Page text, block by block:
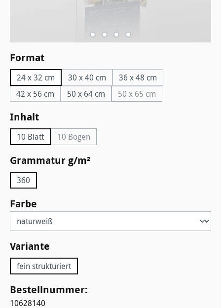
Formatauswählen
24 x 32 cm 30 x 40 cm
36 x 48 cm
42 x 56 cm
50 x 64 cm 50 x 65 cm(Diese Option ist zurzeit
Inhaltauswählen
10 Blatt 10 Bogen(Diese Option ist zurzeit nicht verfügbar.)
Grammatur g/m²
360
Farbe
Variante
fein strukturiert
Bestellnummer:
10628140